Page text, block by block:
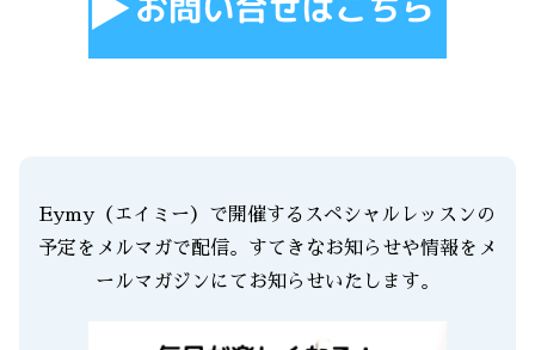
Eymy（エイミー）で開催するスペシャルレッスンの
予定をメルマガで配信。すてきなお知らせや情報をメ
ールマガジンにてお知らせいたします。